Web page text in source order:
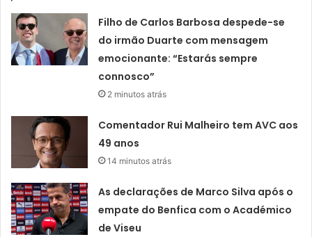
Filho de Carlos Barbosa despede-se
do irmão Duarte com mensagem
emocionante: “Estarás sempre
connosco”
2 minutos atrás
Comentador Rui Malheiro tem AVC aos
49 anos
14 minutos atrás
As declarações de Marco Silva após o
empate do Benfica com o Académico
de Viseu